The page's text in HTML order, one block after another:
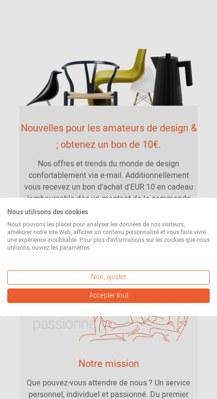
Nouvelles pour les amateurs de design &
; obtenez un bon de 10€.
Nos offres et trends du monde de design
confortablement via e-mail. Additionnellement
vous recevez un bon d'achat d'EUR 10 en cadeau
(emboursable dès un montant de la commande
S'abonner à la newsletter
Notre mission
Que pouvez-vous attendre de nous ? Un service
personnel, individuel et passionné. Du premier
Nous utilisons des cookies
Nous pouvons les placer pour analyser les données de nos visiteurs,
améliorer notre site Web, afficher un contenu personnalisé et vous faire vivre
une expérience inoubliable. Pour plus d'informations sur les cookies que nous
utilisons, ouvrez les paramètres.
Non, ajuster
Accepter tout